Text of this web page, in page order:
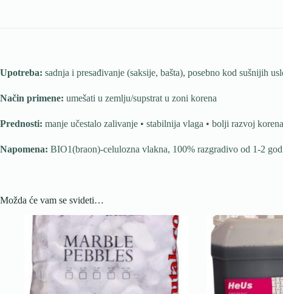
Upotreba: sadnja i presađivanje (saksije, bašta), posebno kod sušnijih
Način primene: umešati u zemlju/supstrat u zoni korena
Prednosti: manje učestalo zalivanje • stabilnija vlaga • bolji razvoj korena
Napomena: BIO1(braon)-celulozna vlakna, 100% razgradivo od 1-2
Možda će vam se svideti…